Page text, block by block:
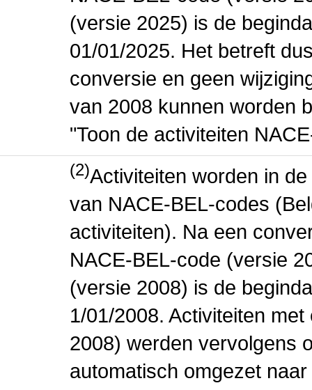
(versie 2025) is de
01/01/2025. Het betreft
conversie en geen
van 2008 kunnen worden
"Toon de activiteiten
(2)Activiteiten worden in
van NACE-BEL-codes
activiteiten). Na een
NACE-BEL-code (versie
(versie 2008) is de
1/01/2008. Activiteiten
2008) werden vervolgens
automatisch omgezet